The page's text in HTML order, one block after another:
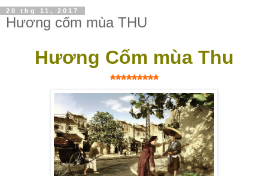
20 thg 11, 2017
Hương cốm mùa THU
Hương Cốm mùa Thu
*********